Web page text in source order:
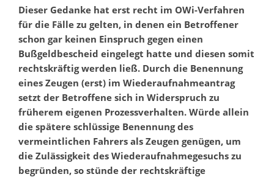
Dieser Gedanke hat erst recht im OWi-Verfahren
für die Fälle zu gelten, in denen ein Betroffener
schon gar keinen Einspruch gegen einen
Bußgeldbescheid eingelegt hatte und diesen somit
rechtskräftig werden ließ. Durch die Benennung
eines Zeugen (erst) im Wiederaufnahmeantrag
setzt der Betroffene sich in Widerspruch zu
früherem eigenen Prozessverhalten. Würde allein
die spätere schlüssige Benennung des
vermeintlichen Fahrers als Zeugen genügen, um
die Zulässigkeit des Wiederaufnahmegesuchs zu
begründen, so stünde der rechtskräftige